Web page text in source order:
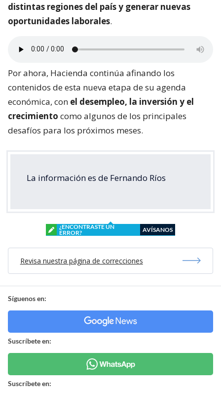
distintas regiones del país y generar nuevas
oportunidades laborales.
Por ahora, Hacienda continúa afinando los
contenidos de esta nueva etapa de su agenda
económica, con el desempleo, la inversión y el
crecimiento como algunos de los principales
desafíos para los próximos meses.
La información es de Fernando Ríos
¿ENCONTRASTE UN
ERROR?
AVÍSANOS
Revisa nuestra página de correcciones
Síguenos en:
Suscríbete en:
Suscríbete en: